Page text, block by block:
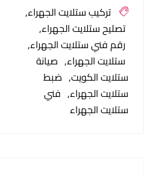
تركيب ستلايت الجهراء
تصليح ستلايت الجهراء
رقم فني ستلايت الجهراء
ستلايت الجهراء صيانة
ستلايت الكويت ضبط
ستلايت الجهراء فني
ستلايت الجهراء